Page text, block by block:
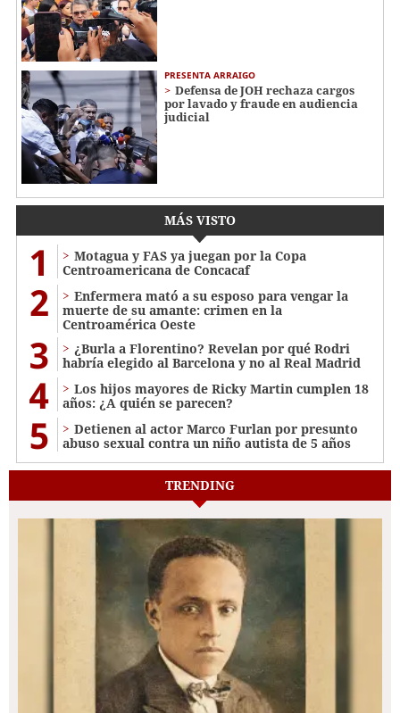
PRESENTA ARRAIGO
Defensa de JOH rechaza cargos
por lavado y fraude en audiencia
judicial
MÁS VISTO
1
Motagua y FAS ya juegan por la Copa
Centroamericana de Concacaf
2
Enfermera mató a su esposo para vengar la
muerte de su amante: crimen en la
Centroamérica Oeste
3
¿Burla a Florentino? Revelan por qué Rodri
habría elegido al Barcelona y no al Real Madrid
4
Los hijos mayores de Ricky Martin cumplen 18
años: ¿A quién se parecen?
5
Detienen al actor Marco Furlan por presunto
abuso sexual contra un niño autista de 5 años
TRENDING